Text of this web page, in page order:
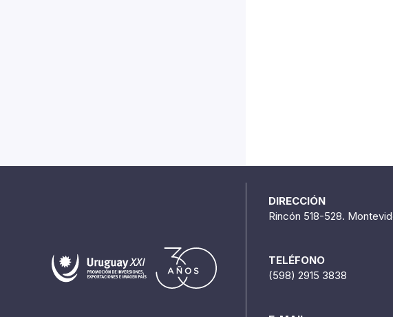
DIRECCIÓN
Rincón 518-528.
TELÉFONO
(598) 2915 3838